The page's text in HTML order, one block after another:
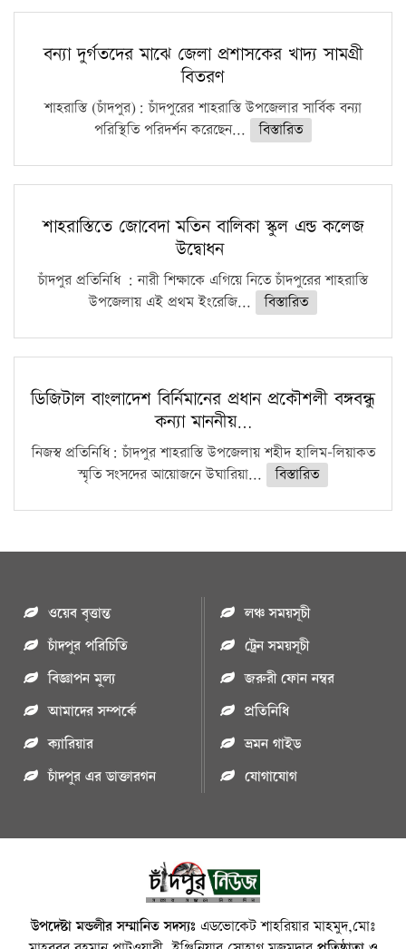
বন্যা দুর্গতদের মাঝে জেলা প্রশাসকের খাদ্য সামগ্রী
বিতরণ
শাহরাস্তি (চাঁদপুর): চাঁদপুরের শাহরাস্তি উপজেলার সার্বিক বন্যা
পরিস্থিতি পরিদর্শন করেছেন...
বিস্তারিত
শাহরাস্তিতে জোবেদা মতিন বালিকা স্কুল এন্ড কলেজ
উদ্বোধন
চাঁদপুর প্রতিনিধি : নারী শিক্ষাকে এগিয়ে নিতে চাঁদপুরের শাহরাস্তি
উপজেলায় এই প্রথম ইংরেজি...
বিস্তারিত
ডিজিটাল বাংলাদেশ বির্নিমানের প্রধান প্রকৌশলী বঙ্গবন্ধু
কন্যা মাননীয়…
নিজস্ব প্রতিনিধি: চাঁদপুর শাহরাস্তি উপজেলায় শহীদ হালিম-লিয়াকত
স্মৃতি সংসদের আয়োজনে উঘারিয়া...
বিস্তারিত
ওয়েব বৃত্তান্ত
চাঁদপুর পরিচিতি
বিজ্ঞাপন মুল্য
আমাদের সম্পর্কে
ক্যারিয়ার
চাঁদপুর এর ডাক্তারগন
লঞ্চ সময়সূচী
ট্রেন সময়সূচী
জরুরী ফোন নম্বর
প্রতিনিধি
ভ্রমন গাইড
যোগাযোগ
উপদেষ্টা মন্ডলীর সম্মানিত সদস্যঃ এডভোকেট শাহরিয়ার মাহমুদ,মোঃ